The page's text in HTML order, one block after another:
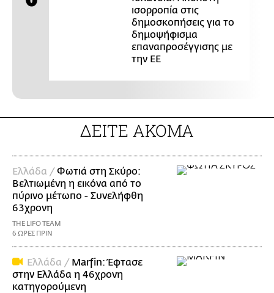
ισορροπία στις
δημοσκοπήσεις για το
δημοψήφισμα
επαναπροσέγγισης με
την ΕΕ
ΔΕΙΤΕ ΑΚΟΜΑ
Ελλάδα /Φωτιά στη Σκύρο:
Βελτιωμένη η εικόνα από το
πύρινο μέτωπο - Συνελήφθη
63χρονη
THE LIFO TEAM
6 ΩΡΕΣ ΠΡΙΝ
Ελλάδα / Marfin: Έφτασε
στην Ελλάδα η 46χρονη
κατηγορούμενη